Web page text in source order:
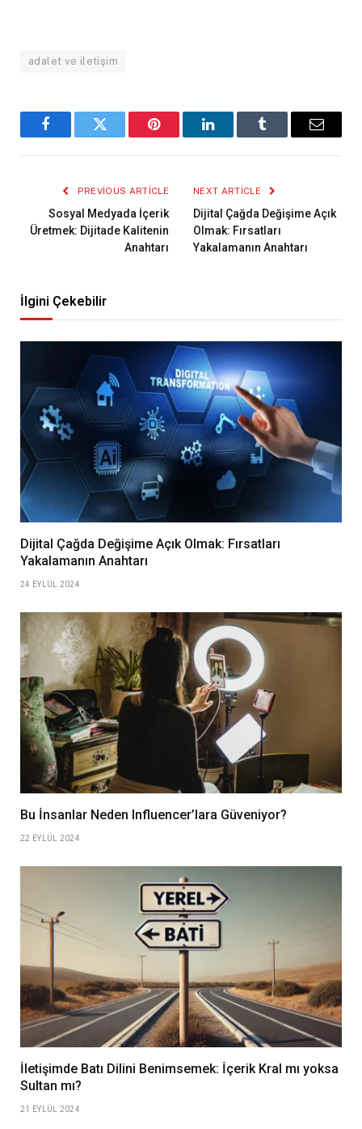
adalet ve iletişim
FacebookTwitter Pinterest LinkedInTumblr Email
PREVIOUS ARTICLE
Sosyal Medyada İçerik
Üretmek: Dijitade Kalitenin
Anahtarı
NEXT ARTICLE
Dijital Çağda Değişime Açık
Olmak: Fırsatları
Yakalamanın Anahtarı
İlgini Çekebilir
Dijital Çağda Değişime Açık Olmak: Fırsatları
Yakalamanın Anahtarı
24 EYLÜL 2024
Bu İnsanlar Neden Influencer’lara Güveniyor?
22 EYLÜL 2024
İletişimde Batı Dilini Benimsemek: İçerik Kral mı yoksa
Sultan mı?
21 EYLÜL 2024